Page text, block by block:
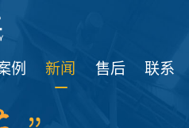
例 新闻 售后 联系